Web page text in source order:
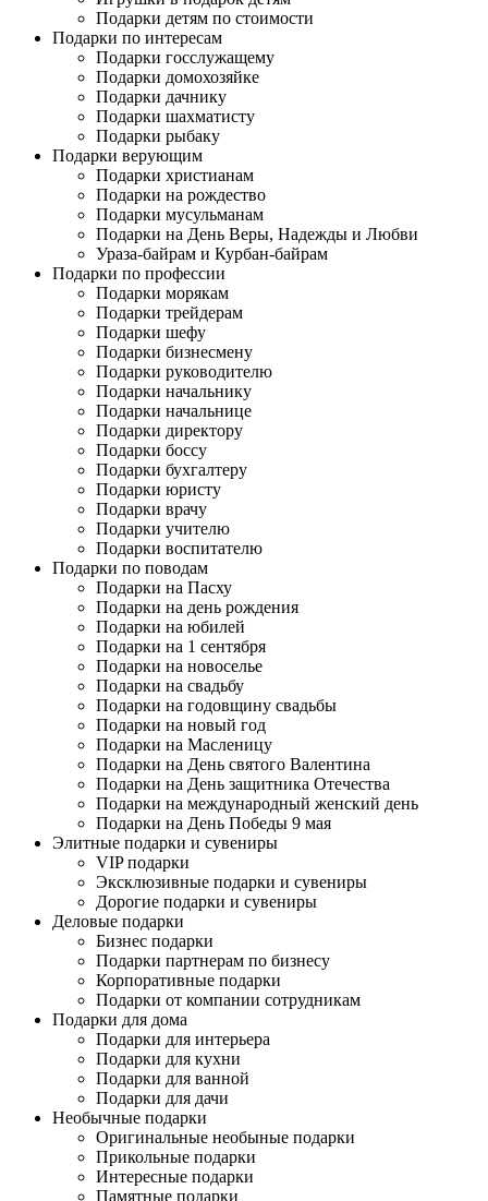
Подарки детям по стоимости
Подарки по интересам
Подарки госслужащему
Подарки домохозяйке
Подарки дачнику
Подарки шахматисту
Подарки рыбаку
Подарки верующим
Подарки христианам
Подарки на рождество
Подарки мусульманам
Подарки на День Веры, Надежды и Любви
Ураза-байрам и Курбан-байрам
Подарки по профессии
Подарки морякам
Подарки трейдерам
Подарки шефу
Подарки бизнесмену
Подарки руководителю
Подарки начальнику
Подарки начальнице
Подарки директору
Подарки боссу
Подарки бухгалтеру
Подарки юристу
Подарки врачу
Подарки учителю
Подарки воспитателю
Подарки по поводам
Подарки на Пасху
Подарки на день рождения
Подарки на юбилей
Подарки на 1 сентября
Подарки на новоселье
Подарки на свадьбу
Подарки на годовщину свадьбы
Подарки на новый год
Подарки на Масленицу
Подарки на День святого Валентина
Подарки на День защитника Отечества
Подарки на международный женский день
Подарки на День Победы 9 мая
Элитные подарки и сувениры
VIP подарки
Эксклюзивные подарки и сувениры
Дорогие подарки и сувениры
Деловые подарки
Бизнес подарки
Подарки партнерам по бизнесу
Корпоративные подарки
Подарки от компании сотрудникам
Подарки для дома
Подарки для интерьера
Подарки для кухни
Подарки для ванной
Подарки для дачи
Необычные подарки
Оригинальные необыные подарки
Прикольные подарки
Интересные подарки
Памятные подарки